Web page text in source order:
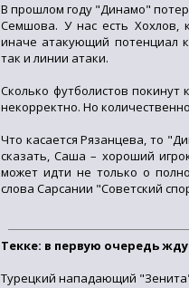
В прошлом году "Динамо"
Семшова. У нас есть Хохлов,
иначе атакующий потенциал
так и линии атаки.
Сколько футболистов
некорректно. Но
Что касается Рязанцева, то
сказать, Саша – хороший
может идти не только о
слова Сарсании "Советский
Текке: в первую очередь
Турецкий нападающий